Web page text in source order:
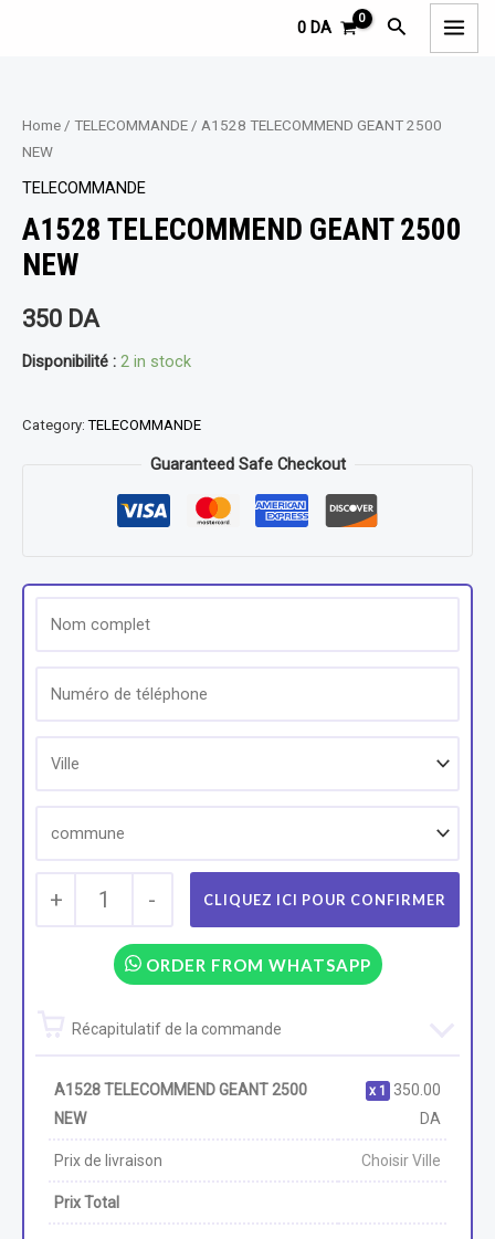
0 DA Rechercher
Home / TELECOMMANDE / A1528 TELECOMMEND GEANT 2500
NEW
TELECOMMANDE
A1528 TELECOMMEND GEANT 2500
NEW
350 DA
Disponibilité : 2 in stock
Category:TELECOMMANDE
Guaranteed Safe Checkout
+ 1 -
ORDER FROM WHATSAPP
Récapitulatif de la commande
A1528 TELECOMMEND GEANT 2500
NEW
1
350.00
DA
Prix de livraison Choisir Ville
Prix Total